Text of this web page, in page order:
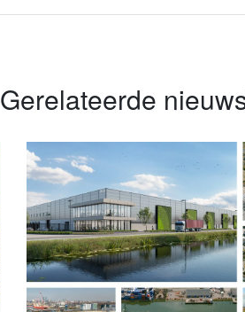
Gerelateerde